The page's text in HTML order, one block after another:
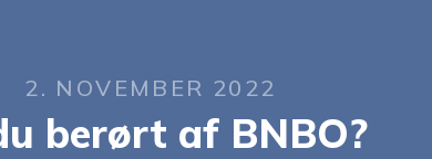
2. NOVEMBER 2022
berørt af BNBO?